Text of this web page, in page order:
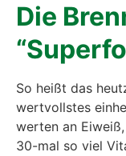
Die
So heißt das
wert­volls­tes
wer­ten an
30-mal so viel